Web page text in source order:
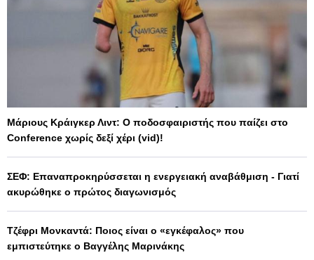
Μάριους Κράιγκερ Λιντ: Ο ποδοσφαιριστής που παίζει στο
Conference χωρίς δεξί χέρι (vid)!
ΣΕΦ: Επαναπροκηρύσσεται η ενεργειακή αναβάθμιση - Γιατί
ακυρώθηκε ο πρώτος διαγωνισμός
Τζέφρι Μονκαντά: Ποιος είναι ο «εγκέφαλος» που
εμπιστεύτηκε ο Βαγγέλης Μαρινάκης